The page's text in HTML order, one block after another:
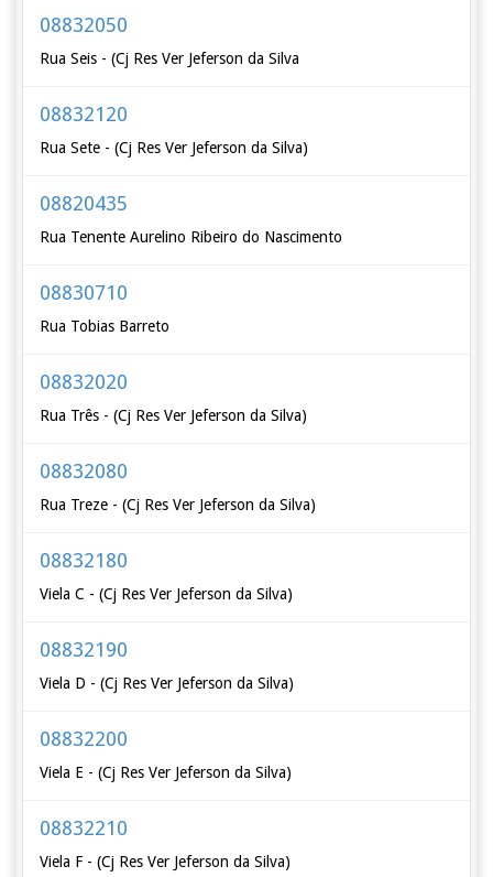
08832050
Rua Seis - (Cj Res Ver Jeferson da Silva
08832120
Rua Sete - (Cj Res Ver Jeferson da Silva)
08820435
Rua Tenente Aurelino Ribeiro do Nascimento
08830710
Rua Tobias Barreto
08832020
Rua Três - (Cj Res Ver Jeferson da Silva)
08832080
Rua Treze - (Cj Res Ver Jeferson da Silva)
08832180
Viela C - (Cj Res Ver Jeferson da Silva)
08832190
Viela D - (Cj Res Ver Jeferson da Silva)
08832200
Viela E - (Cj Res Ver Jeferson da Silva)
08832210
Viela F - (Cj Res Ver Jeferson da Silva)